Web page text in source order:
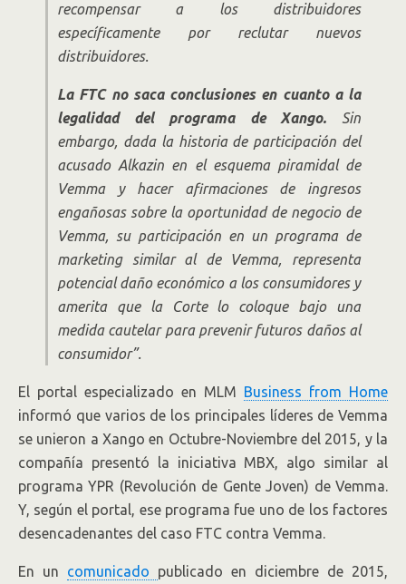
recompensar a los distribuidores
específicamente por reclutar nuevos
distribuidores.
La FTC no saca conclusiones en cuanto a la
legalidad del programa de Xango. Sin
embargo, dada la historia de participación del
acusado Alkazin en el esquema piramidal de
Vemma y hacer afirmaciones de ingresos
engañosas sobre la oportunidad de negocio de
Vemma, su participación en un programa de
marketing similar al de Vemma, representa
potencial daño económico a los consumidores y
amerita que la Corte lo coloque bajo una
medida cautelar para prevenir futuros daños al
consumidor”.
El portal especializado en MLM Business from Home
informó que varios de los principales líderes de Vemma
se unieron a Xango en Octubre-Noviembre del 2015, y la
compañía presentó la iniciativa MBX, algo similar al
programa YPR (Revolución de Gente Joven) de Vemma.
Y, según el portal, ese programa fue uno de los factores
desencadenantes del caso FTC contra Vemma.
En un comunicado publicado en diciembre de 2015,